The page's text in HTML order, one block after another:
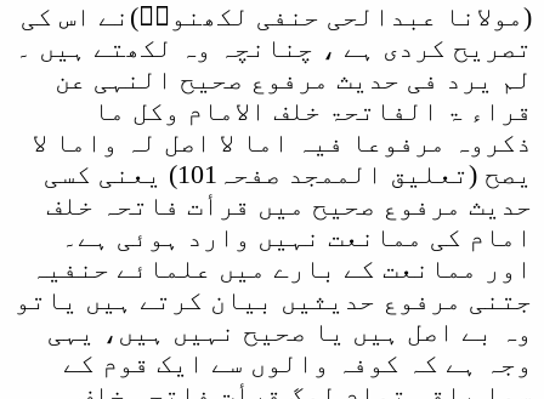
(مولانا عبدالحی حنفی لکھنویؒ)نے اس کی
تصریح کردی ہے ، چنانچہ وہ لکھتے ہیں ۔
لم یرد فی حدیث مرفوع صحیح النہی عن
قراء ۃ الفاتحۃ خلف الامام وکل ما
ذکروہ مرفوعا فیہ اما لا اصل لہ واما لا
یصح
(تعلیق الممجد صفحہ101) یعنی کسی
حدیث مرفوع صحیح میں قرأت فاتحہ خلف
امام کی ممانعت نہیں وارد ہوئی ہے۔
اور ممانعت کے بارے میں علمائے حنفیہ
جتنی مرفوع حدیثیں بیان کرتے ہیں یاتو
وہ بے اصل ہیں یا صحیح نہیں ہیں، یہی
وجہ ہے کہ کوفہ والوں سے ایک قوم کے